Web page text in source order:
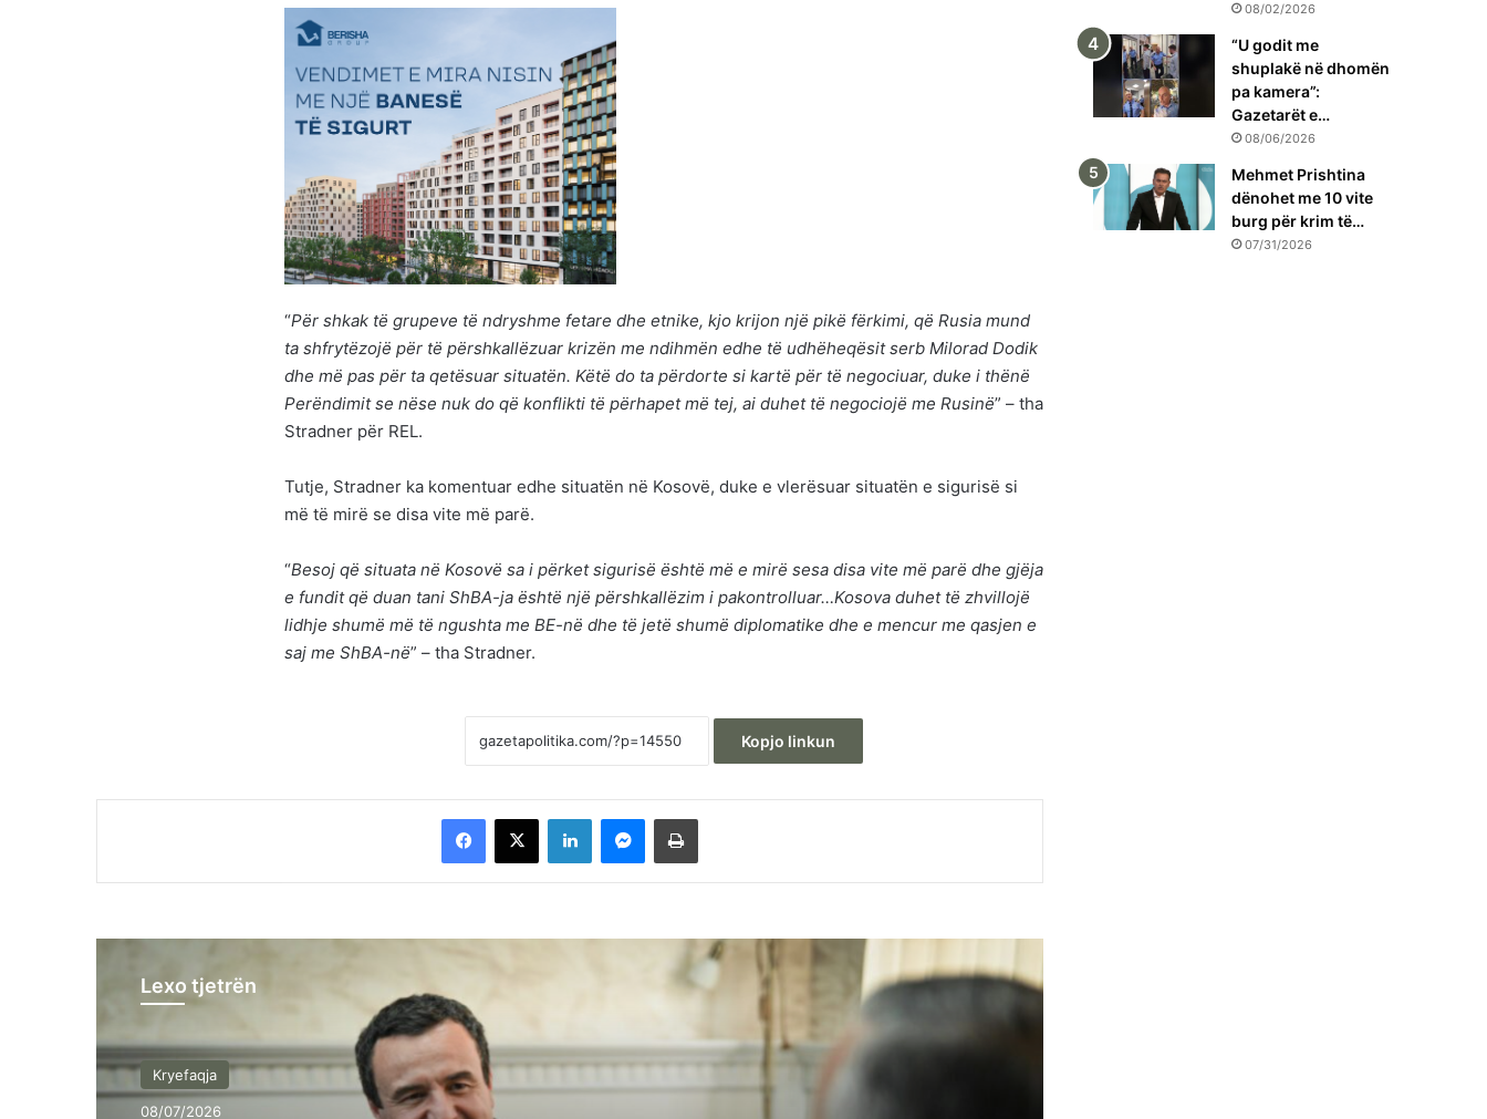
“Për shkak të grupeve të ndryshme fetare dhe etnike, kjo krijon një pikë fërkimi, që Rusia mund
ta shfrytëzojë për të përshkallëzuar krizën me ndihmën edhe të udhëheqësit serb Milorad Dodik
dhe më pas për ta qetësuar situatën. Këtë do ta përdorte si kartë për të negociuar, duke i thënë
Perëndimit se nëse nuk do që konflikti të përhapet më tej, ai duhet të negociojë me Rusinë” – tha
Stradner për REL.
Tutje, Stradner ka komentuar edhe situatën në Kosovë, duke e vlerësuar situatën e sigurisë si
më të mirë se disa vite më parë.
“Besoj që situata në Kosovë sa i përket sigurisë është më e mirë sesa disa vite më parë dhe gjëja
e fundit që duan tani ShBA-ja është një përshkallëzim i pakontrolluar…Kosova duhet të zhvillojë
lidhje shumë më të ngushta me BE-në dhe të jetë shumë diplomatike dhe e mencur me qasjen e
saj me ShBA-në” – tha Stradner.
Kopjo linkun
Facebook
X LinkedInMessengerPrintoje
Lexo tjetrën
Kryefaqja
08/07/2026
Kurti i shkruan Hamzës: Rrini në sallë për
presidentin, merreni kryetarin e Kuvendit
Rexhaj akuzon LDK-në: Pakënaqësinë që e
ka me rezultatin zgjedhor po e shfryn mbi
08/02/2026
“U godit me
shuplakë në dhomën
pa kamera”:
Gazetarët e…
08/06/2026
Mehmet Prishtina
dënohet me 10 vite
burg për krim të…
07/31/2026